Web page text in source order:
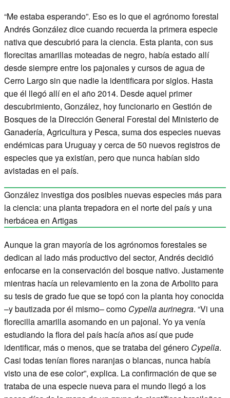
“Me estaba esperando”. Eso es lo que el agrónomo forestal
Andrés González dice cuando recuerda la primera especie
nativa que descubrió para la ciencia. Esta planta, con sus
florecitas amarillas moteadas de negro, había estado allí
desde siempre entre los pajonales y cursos de agua de
Cerro Largo sin que nadie la identificara por siglos. Hasta
que él llegó allí en el año 2014. Desde aquel primer
descubrimiento, González, hoy funcionario en Gestión de
Bosques de la Dirección General Forestal del Ministerio de
Ganadería, Agricultura y Pesca, suma dos especies nuevas
endémicas para Uruguay y cerca de 50 nuevos registros de
especies que ya existían, pero que nunca habían sido
avistadas en el país.
González investiga dos posibles nuevas especies más para
la ciencia: una planta trepadora en el norte del país y una
herbácea en Artigas
Aunque la gran mayoría de los agrónomos forestales se
dedican al lado más productivo del sector, Andrés decidió
enfocarse en la conservación del bosque nativo. Justamente
mientras hacía un relevamiento en la zona de Arbolito para
su tesis de grado fue que se topó con la planta hoy conocida
–y bautizada por él mismo– como Cypella aurinegra. “Vi una
florecilla amarilla asomando en un pajonal. Yo ya venía
estudiando la flora del país hacía años así que pude
identificar, más o menos, que se trataba del género Cypella.
Casi todas tenían flores naranjas o blancas, nunca había
visto una de ese color”, explica. La confirmación de que se
trataba de una especie nueva para el mundo llegó a los